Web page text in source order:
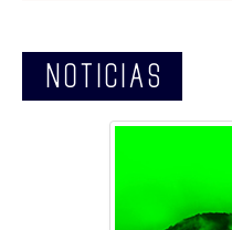
NOTICIAS